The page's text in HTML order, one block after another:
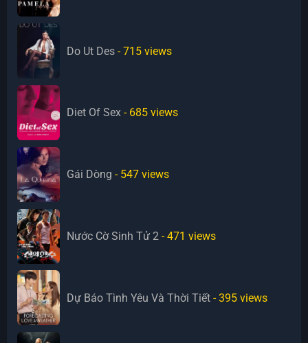
Do Ut Des - 715 views
Diet Of Sex - 685 views
Gái Dòng - 547 views
Nước Cờ Sinh Tử 2 - 471 views
Dự Báo Tình Yêu Và Thời Tiết - 395 views